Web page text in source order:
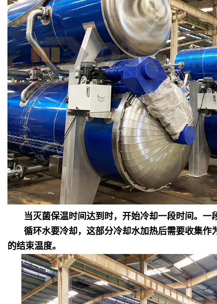
当灭菌保温时间达到时，开始冷却一段时间。
循环水要冷却，这部分冷却水加热后需要收集
的结束温度。